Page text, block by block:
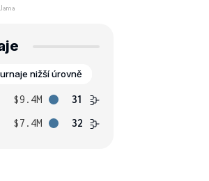
nižší úrovně
$9.4M
31
$7.4M 32